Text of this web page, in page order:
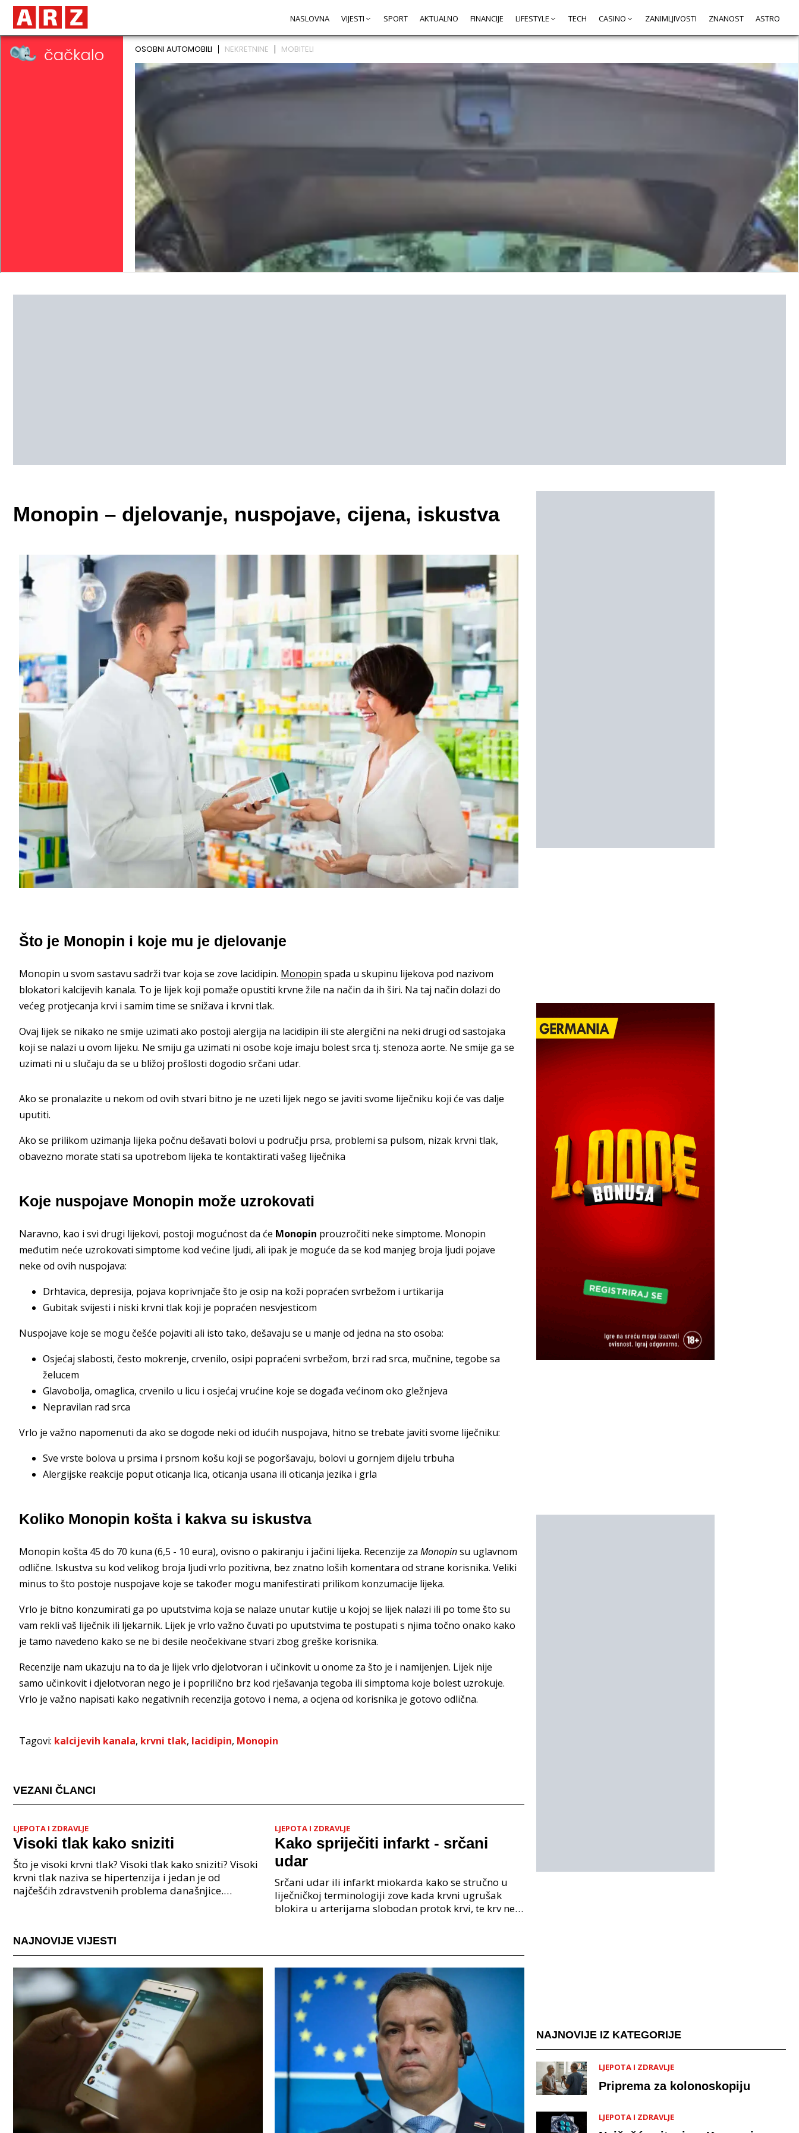
NASLOVNA VIJESTI SPORT AKTUALNO FINANCIJE LIFESTYLE TECH CASINO ZANIMLJIVOSTI ZNANOST ASTRO
Monopin – djelovanje, nuspojave, cijena, iskustva
Što je Monopin i koje mu je djelovanje
Monopin u svom sastavu sadrži tvar koja se zove lacidipin. Monopin spada u skupinu lijekova pod nazivom
blokatori kalcijevih kanala. To je lijek koji pomaže opustiti krvne žile na način da ih širi. Na taj način dolazi do
većeg protjecanja krvi i samim time se snižava i krvni tlak.
Ovaj lijek se nikako ne smije uzimati ako postoji alergija na lacidipin ili ste alergični na neki drugi od sastojaka
koji se nalazi u ovom lijeku. Ne smiju ga uzimati ni osobe koje imaju bolest srca tj. stenoza aorte. Ne smije ga se
uzimati ni u slučaju da se u bližoj prošlosti dogodio srčani udar.
Ako se pronalazite u nekom od ovih stvari bitno je ne uzeti lijek nego se javiti svome liječniku koji će vas dalje
uputiti.
Ako se prilikom uzimanja lijeka počnu dešavati bolovi u području prsa, problemi sa pulsom, nizak krvni tlak,
obavezno morate stati sa upotrebom lijeka te kontaktirati vašeg liječnika
Koje nuspojave Monopin može uzrokovati
Naravno, kao i svi drugi lijekovi, postoji mogućnost da će Monopin prouzročiti neke simptome. Monopin
međutim neće uzrokovati simptome kod većine ljudi, ali ipak je moguće da se kod manjeg broja ljudi pojave
neke od ovih nuspojava:
Drhtavica, depresija, pojava koprivnjače što je osip na koži popraćen svrbežom i urtikarija
Gubitak svijesti i niski krvni tlak koji je popraćen nesvjesticom
Nuspojave koje se mogu češće pojaviti ali isto tako, dešavaju se u manje od jedna na sto osoba:
Osjećaj slabosti, često mokrenje, crvenilo, osipi popraćeni svrbežom, brzi rad srca, mučnine, tegobe sa
želucem
Glavobolja, omaglica, crvenilo u licu i osjećaj vrućine koje se događa većinom oko gležnjeva
Nepravilan rad srca
Vrlo je važno napomenuti da ako se dogode neki od idućih nuspojava, hitno se trebate javiti svome liječniku:
Sve vrste bolova u prsima i prsnom košu koji se pogoršavaju, bolovi u gornjem dijelu trbuha
Alergijske reakcije poput oticanja lica, oticanja usana ili oticanja jezika i grla
Koliko Monopin košta i kakva su iskustva
Monopin košta 45 do 70 kuna (6,5 - 10 eura), ovisno o pakiranju i jačini lijeka. Recenzije za Monopinsu uglavnom
odlične. Iskustva su kod velikog broja ljudi vrlo pozitivna, bez znatno loših komentara od strane korisnika. Veliki
minus to što postoje nuspojave koje se također mogu manifestirati prilikom konzumacije lijeka.
Vrlo je bitno konzumirati ga po uputstvima koja se nalaze unutar kutije u kojoj se lijek nalazi ili po tome što su
vam rekli vaš liječnik ili ljekarnik. Lijek je vrlo važno čuvati po uputstvima te postupati s njima točno onako kako
je tamo navedeno kako se ne bi desile neočekivane stvari zbog greške korisnika.
Recenzije nam ukazuju na to da je lijek vrlo djelotvoran i učinkovit u onome za što je i namijenjen. Lijek nije
samo učinkovit i djelotvoran nego je i poprilično brz kod rješavanja tegoba ili simptoma koje bolest uzrokuje.
Vrlo je važno napisati kako negativnih recenzija gotovo i nema, a ocjena od korisnika je gotovo odlična.
Tagovi: kalcijevih kanala, krvni tlak, lacidipin, Monopin
VEZANI ČLANCI
LJEPOTA I ZDRAVLJE
Visoki tlak kako sniziti
Što je visoki krvni tlak? Visoki tlak kako sniziti? Visoki
krvni tlak naziva se hipertenzija i jedan je od
najčešćih zdravstvenih problema današnjice.
LJEPOTA I ZDRAVLJE
Kako spriječiti infarkt - srčani
udar
Srčani udar ili infarkt miokarda kako se stručno u
liječničkoj terminologiji zove kada krvni ugrušak
blokira u arterijama slobodan protok krvi, te krv ne
NAJNOVIJE VIJESTI
NAJNOVIJE IZ KATEGORIJE
LJEPOTA I ZDRAVLJE
Priprema za kolonoskopiju
LJEPOTA I ZDRAVLJE